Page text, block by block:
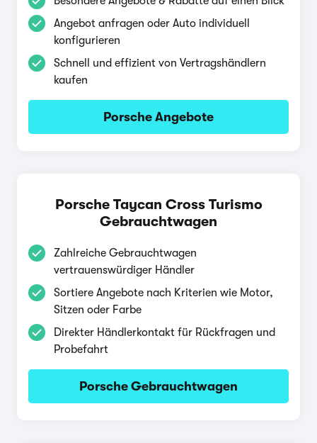
Angebot anfragen oder Auto individuell
konfigurieren
Schnell und effizient von Vertragshändlern
kaufen
Porsche Angebote
Porsche Taycan Cross Turismo
Gebrauchtwagen
Zahlreiche Gebrauchtwagen
vertrauenswürdiger Händler
Sortiere Angebote nach Kriterien wie Motor,
Sitzen oder Farbe
Direkter Händlerkontakt für Rückfragen und
Probefahrt
Porsche Gebrauchtwagen